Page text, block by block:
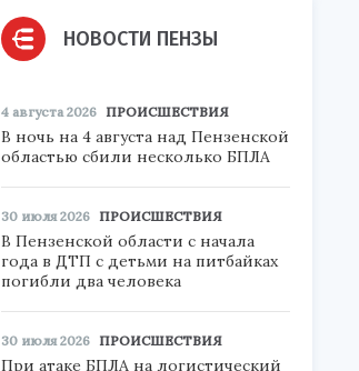
НОВОСТИ ПЕНЗЫ
4 августа 2026 ПРОИСШЕСТВИЯ
В ночь на 4 августа над Пензенской
областью сбили несколько БПЛА
30 июля 2026 ПРОИСШЕСТВИЯ
В Пензенской области с начала
года в ДТП с детьми на питбайках
погибли два человека
30 июля 2026 ПРОИСШЕСТВИЯ
При атаке БПЛА на логистический